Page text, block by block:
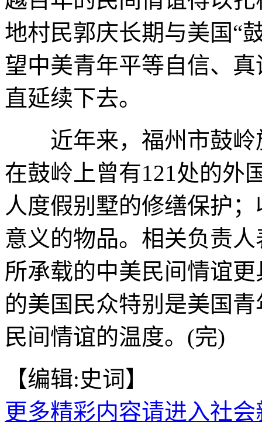
地村民郭庆长期与美国“
望中美青年平等自信、
直延续下去。
近年来，福州市鼓岭
在鼓岭上曾有121处的外
人度假别墅的修缮保护
意义的物品。相关负责
所承载的中美民间情谊
的美国民众特别是美国
民间情谊的温度。(完)
【编辑:史词】
更多精彩内容请进入社会